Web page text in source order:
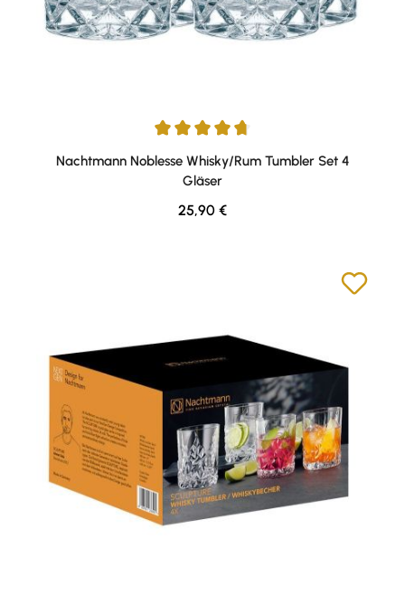
Durchschnittliche Bewertung von 4.75 von 5 Sternen
Nachtmann Noblesse Whisky/Rum Tumbler Set 4
Gläser
Regulärer Preis:
25,90 €